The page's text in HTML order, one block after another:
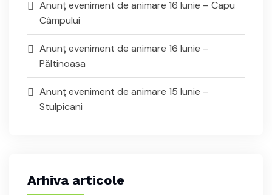
Anunț eveniment de animare 16 Iunie – Capu
Câmpului
Anunț eveniment de animare 16 Iunie –
Păltinoasa
Anunț eveniment de animare 15 Iunie –
Stulpicani
Arhiva articole